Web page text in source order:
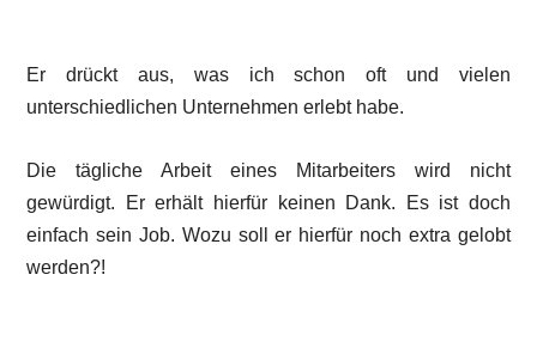
Er drückt aus, was ich schon oft und vielen
unterschiedlichen Unternehmen erlebt habe.
Die tägliche Arbeit eines Mitarbeiters wird nicht
gewürdigt. Er erhält hierfür keinen Dank. Es ist doch
einfach sein Job. Wozu soll er hierfür noch extra gelobt
werden?!